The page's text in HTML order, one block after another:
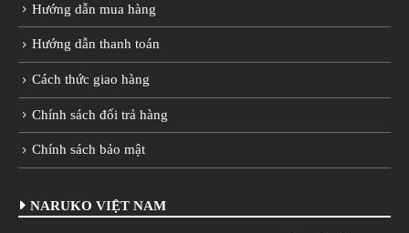
Hướng dẫn mua hàng
Hướng dẫn thanh toán
Cách thức giao hàng
Chính sách đổi trả hàng
Chính sách bảo mật
NARUKO VIỆT NAM